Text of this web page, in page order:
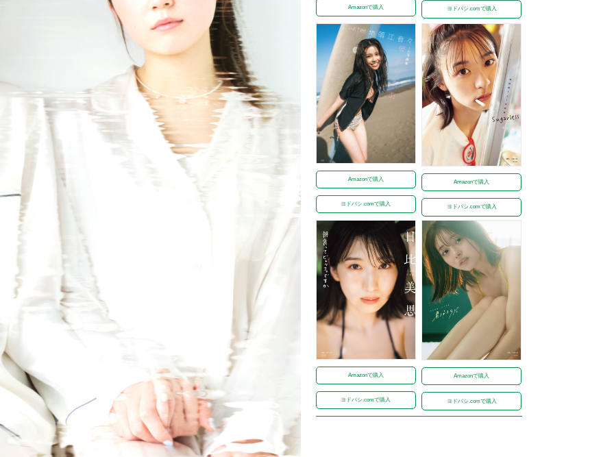
Amazonで購入 ヨドバシ.comで購入
Amazonで購入
ヨドバシ.comで購入
Amazonで購入
ヨドバシ.comで購入
Amazonで購入
ヨドバシ.comで購入
Amazonで購入
ヨドバシ.comで購入